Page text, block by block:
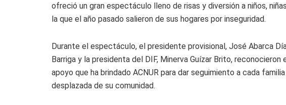
ofreció un gran espectáculo lleno de risas y diversión a niños,
la que el año pasado salieron de sus hogares por inseguridad.
Durante el espectáculo, el presidente provisional, José Abarca
Barriga y la presidenta del DIF, Minerva Guízar Brito, reconocieron
apoyo que ha brindado ACNUR para dar seguimiento a cada
desplazada de su comunidad.